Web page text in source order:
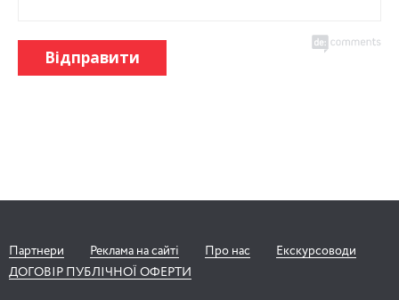
Відправити
Партнери Реклама на сайті Про нас
Екскурсоводи
ДОГОВІР ПУБЛІЧНОЇ ОФЕРТИ